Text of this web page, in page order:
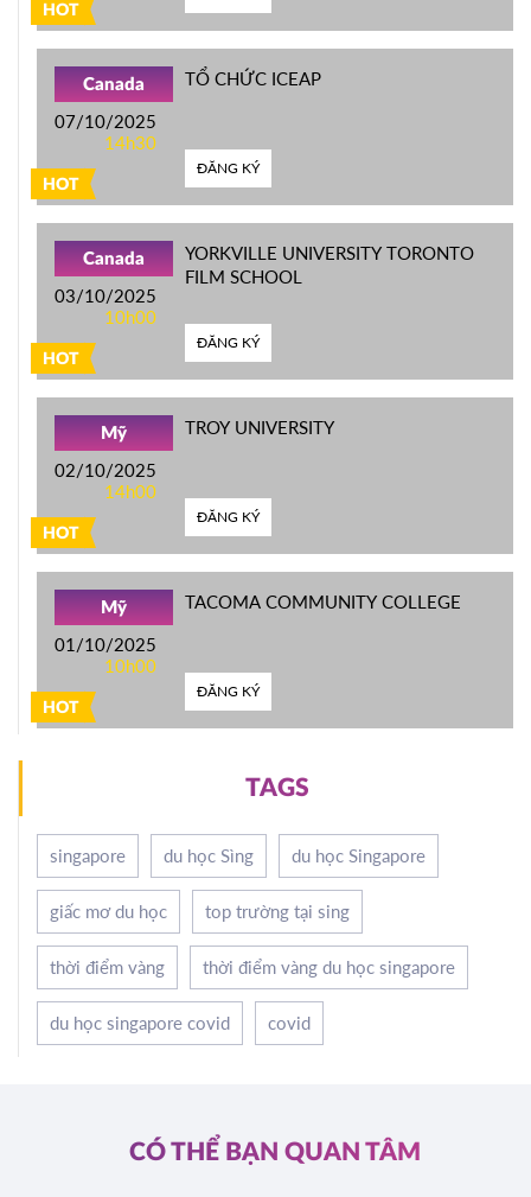
HOT
HOT
Canada
07/10/2025
14h30
TỔ CHỨC ICEAP
ĐĂNG KÝ
HOT
Canada
03/10/2025
10h00
YORKVILLE UNIVERSITY TORONTO
FILM SCHOOL
ĐĂNG KÝ
HOT
Mỹ
02/10/2025
14h00
TROY UNIVERSITY
ĐĂNG KÝ
HOT
Mỹ
01/10/2025
10h00
TACOMA COMMUNITY COLLEGE
ĐĂNG KÝ
TAGS
singapore du học Sìng du học Singapore
giấc mơ du học top trường tại sing
thời điểm vàng thời điểm vàng du học singapore
du học singapore covid covid
CÓ THỂ BẠN QUAN TÂM